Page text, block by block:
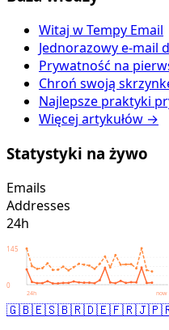
Witaj w Tempy Email
Jednorazowy e-mail
Prywatność na
Chroń swoją
Najlepsze praktyki
Więcej artykułów →
Statystyki na żywo
Emails
Addresses
24h
145
0
24h now
🇬🇧🇪🇸🇧🇷🇩🇪🇫🇷🇯🇵